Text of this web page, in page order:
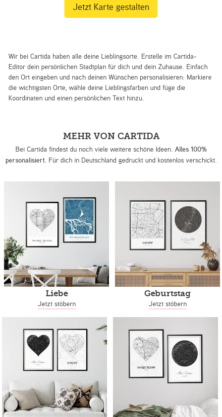
Wir bei Cartida haben alle deine Lieblingsorte. Erstelle im Cartida-
Editor dein persönlichen Stadtplan für dich und dein Zuhause. Einfach
den Ort eingeben und nach deinen Wünschen personalisieren: Markiere
die wichtigsten Orte, wähle deine Lieblingsfarben und füge die
Koordinaten und einen persönlichen Text hinzu.
Jetzt Karte gestalten
MEHR VON CARTIDA
Bei Cartida findest du noch viele weitere schöne Ideen. Alles 100%
personalisiert. Für dich in Deutschland gedruckt und kostenlos verschickt.
Liebe
Jetzt stöbern
Geburtstag
Jetzt stöbern